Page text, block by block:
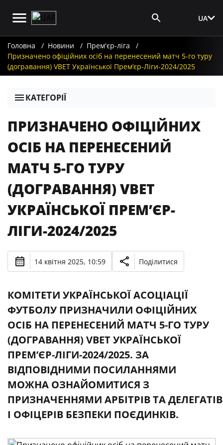
UA
Головна Новини
Прем'єр-ліга
Призначено офіційних осіб на перенесений матч 5-го туру
(догравання) VBET Української Премʼєр-Ліги-2024/2025
КАТЕГОРІЇ
ПРИЗНАЧЕНО ОФІЦІЙНИХ
ОСІБ НА ПЕРЕНЕСЕНИЙ
МАТЧ 5-ГО ТУРУ
(ДОГРАВАННЯ) VBET
УКРАЇНСЬКОЇ ПРЕМʼЄР-
ЛІГИ-2024/2025
14 квітня 2025, 10:59 Поділитися
КОМІТЕТИ УКРАЇНСЬКОЇ АСОЦІАЦІЇ
ФУТБОЛУ ПРИЗНАЧИЛИ ОФІЦІЙНИХ
ОСІБ НА ПЕРЕНЕСЕНИЙ МАТЧ 5-ГО ТУРУ
(ДОГРАВАННЯ) VBET УКРАЇНСЬКОЇ
ПРЕМʼЄР-ЛІГИ-2024/2025. ЗА
ВІДПОВІДНИМИ ПОСИЛАННЯМИ
МОЖНА ОЗНАЙОМИТИСЯ З
ПРИЗНАЧЕННЯМИ АРБІТРІВ ТА ДЕЛЕГАТІВ
І ОФІЦЕРІВ БЕЗПЕКИ ПОЄДИНКІВ.